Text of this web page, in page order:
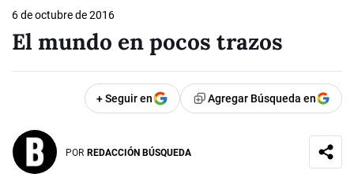
6 de octubre de 2016
El mundo en pocos trazos
+ Seguir en Agregar Búsqueda en
POR REDACCIÓN BÚSQUEDA